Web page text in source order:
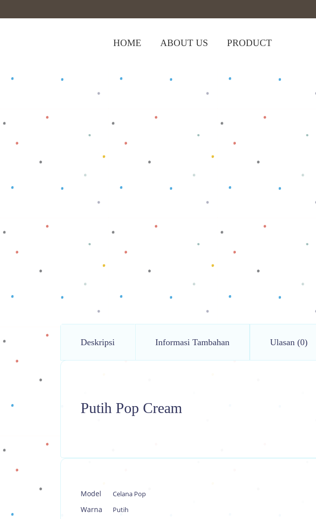
HOME ABOUT US PRODUCT
Shop> ,Bottom Celana Bayi Putih Pop Cream
Deskripsi Informasi Tambahan Ulasan (0)
Putih Pop Cream
Model Celana Pop
Warna Putih